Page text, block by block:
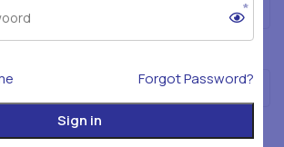
en website opslaan in deze
Forgot Password?
Sign in